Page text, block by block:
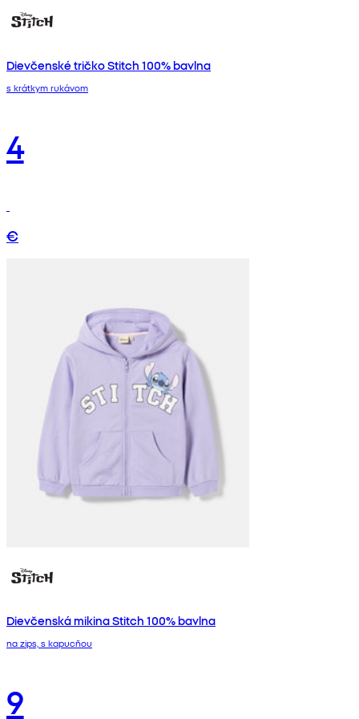
Dievčenské tričko Stitch 100% bavlna
s krátkym rukávom
4
€
Dievčenská mikina Stitch 100% bavlna
na zips, s kapucňou
9